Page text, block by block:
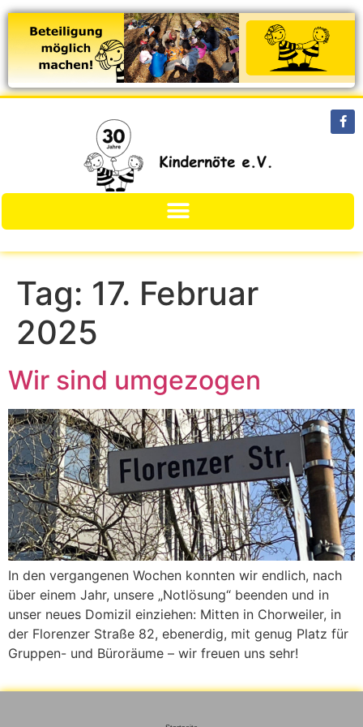
Tag: 17. Februar
2025
Wir sind umgezogen
In den vergangenen Wochen konnten wir endlich, nach
über einem Jahr, unsere „Notlösung“ beenden und in
unser neues Domizil einziehen: Mitten in Chorweiler, in
der Florenzer Straße 82, ebenerdig, mit genug Platz für
Gruppen- und Büroräume – wir freuen uns sehr!